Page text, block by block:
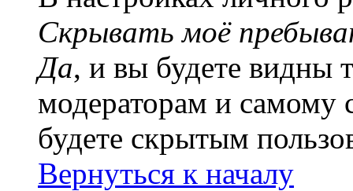
Скрывать моё
Да, и вы будете видны
модераторам и самому
будете скрытым
Вернуться к началу